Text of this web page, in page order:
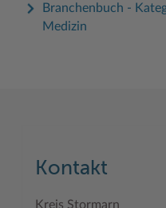
Branchenbuch -
Medizin
Kontakt
Kreis Stormarn